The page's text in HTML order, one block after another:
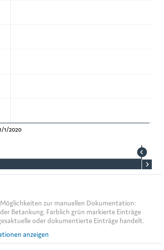
1/2020
zur manuellen Dokumentation:
Betankung. Farblich grün markierte Einträge
oder dokumentierte Einträge handelt.
anzeigen